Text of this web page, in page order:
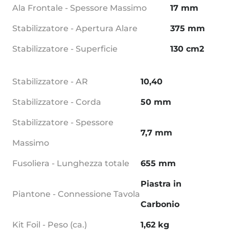
Ala Frontale - Spessore Massimo 17 mm
Stabilizzatore - Apertura Alare 375 mm
Stabilizzatore - Superficie 130 cm2
Stabilizzatore - AR 10,40
Stabilizzatore - Corda 50 mm
Stabilizzatore - Spessore
Massimo
7,7 mm
Fusoliera - Lunghezza totale 655 mm
Piantone - Connessione Tavola
Piastra in
Carbonio
Kit Foil - Peso (ca.) 1,62 kg